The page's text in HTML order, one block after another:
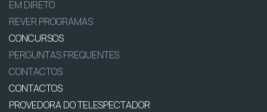
EM DIRETO
REVER PROGRAMAS
CONCURSOS
PERGUNTAS FREQUENTES
CONTACTOS
CONTACTOS
PROVEDORA DO TELESPECTADOR